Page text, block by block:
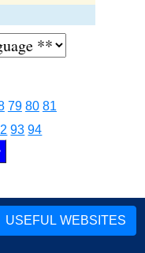
79 80 81
93 94
USEFUL WEBSITES